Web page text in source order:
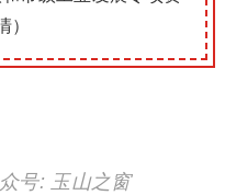
）
号: 玉山之窗